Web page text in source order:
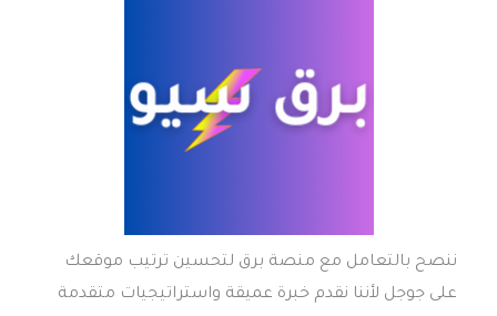
ننصح بالتعامل مع منصة برق لتحسين ترتيب موقعك
على جوجل لأننا نقدم خبرة عميقة واستراتيجيات متقدمة